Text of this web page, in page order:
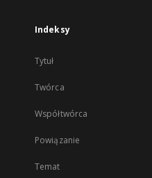
Indeksy
Tytuł
Twórca
Współtwórca
Powiązanie
Temat